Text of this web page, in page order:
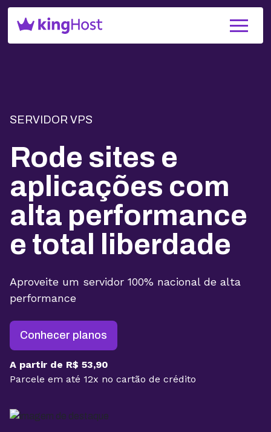
SERVIDOR VPS
Rode sites e
aplicações com
alta performance
e total liberdade
Aproveite um servidor 100% nacional de alta
performance
Conhecer planos
A partir de R$ 53,90
Parcele em até 12x no cartão de crédito